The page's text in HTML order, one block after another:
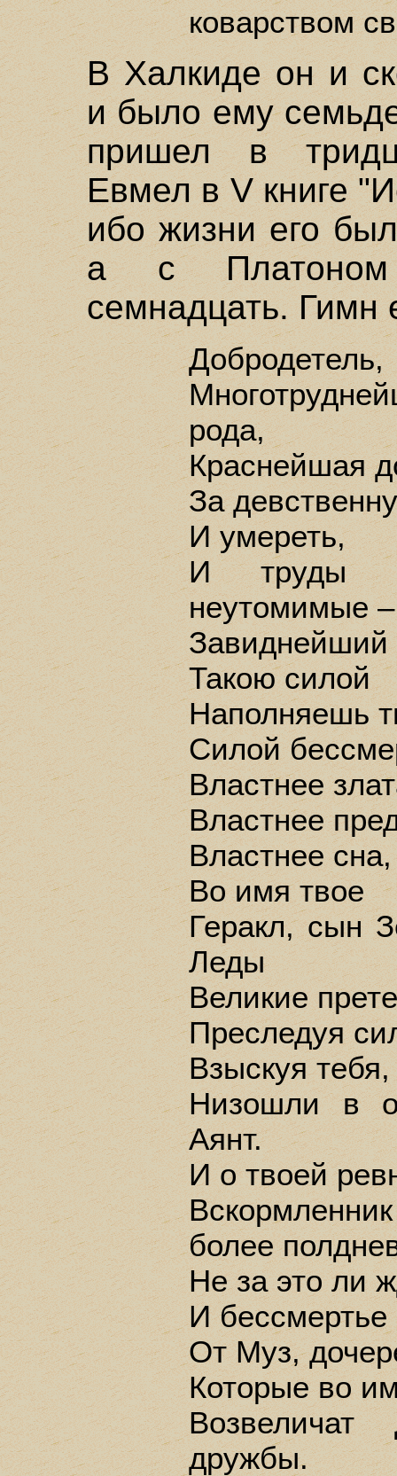
коварством
В Халкиде он и
и было ему
пришел в
Евмел в V книге
ибо жизни его
а с
семнадцать. Гимн
Добродетель,
рода,
Краснейшая
За
И умереть,
И труды
неутомимые –
Такою силой
Наполняешь
Силой
Властнее
Властнее
Властнее
Во имя твое
Геракл, сын
Леды
Великие
Преследуя
Взыскуя тебя,
Низошли в
Аянт.
И о твоей
более
Не за это ли
И бессмертье
От Муз,
Которые во
дружбы.